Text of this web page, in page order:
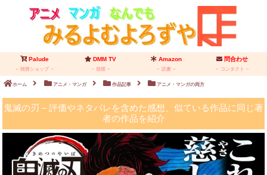
Palude
雑貨ショップ
DMM TV
視聴
Amazon
読書
問合わせ
コンタクト
ホーム アニメ・マンガ 作品記事 アニメ・マンガの両方
鬼滅の刃 – 評価やネタバレを含めた感想、似ている作品に同じ著
者の作品を紹介